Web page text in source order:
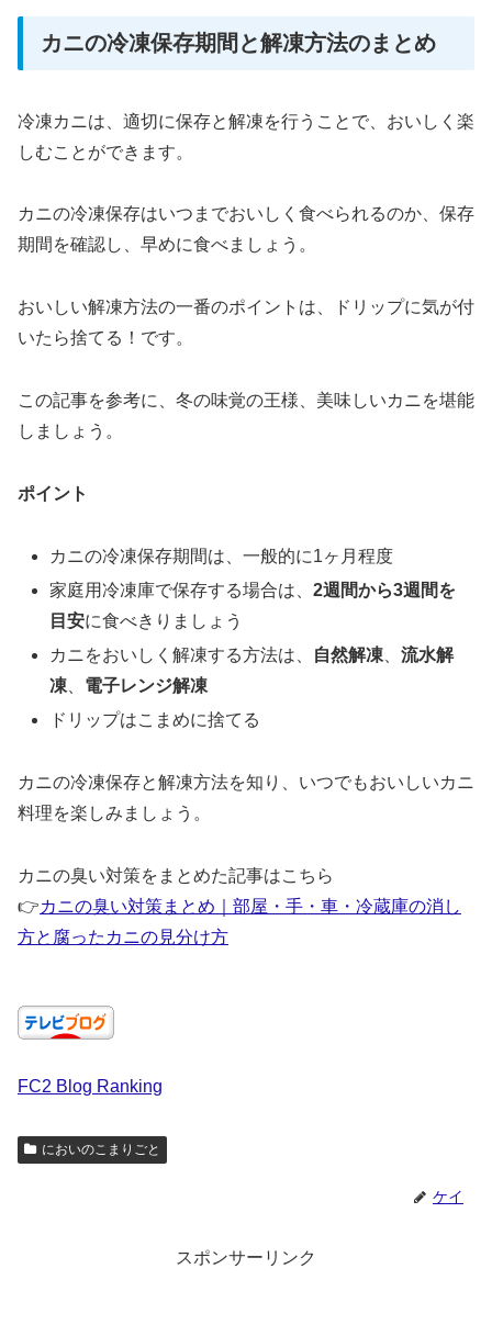
カニの冷凍保存期間と解凍方法のまとめ
冷凍カニは、適切に保存と解凍を行うことで、おいしく楽
しむことができます。
カニの冷凍保存はいつまでおいしく食べられるのか、保存
期間を確認し、早めに食べましょう。
おいしい解凍方法の一番のポイントは、ドリップに気が付
いたら捨てる！です。
この記事を参考に、冬の味覚の王様、美味しいカニを堪能
しましょう。
ポイント
カニの冷凍保存期間は、一般的に1ヶ月程度
家庭用冷凍庫で保存する場合は、2週間から3週間を
目安に食べきりましょう
カニをおいしく解凍する方法は、
自然解凍 、流水解
凍
電子レンジ解凍
ドリップはこまめに捨てる
カニの冷凍保存と解凍方法を知り、いつでもおいしいカニ
料理を楽しみましょう。
カニの臭い対策をまとめた記事はこちら
👉カニの臭い対策まとめ｜部屋・手・車・冷蔵庫の消し
方と腐ったカニの見分け方
FC2 Blog Ranking
においのこまりごと
ケイ
スポンサーリンク